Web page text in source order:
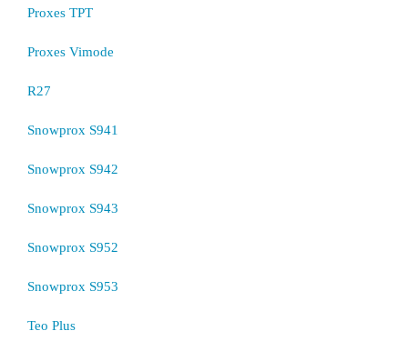
Proxes TPT
Proxes Vimode
R27
Snowprox S941
Snowprox S942
Snowprox S943
Snowprox S952
Snowprox S953
Teo Plus